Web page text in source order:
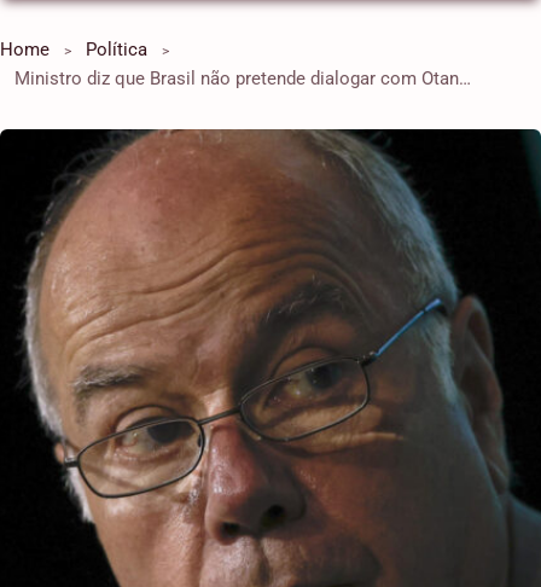
Home
Política
Ministro diz que Brasil não pretende dialogar com Otan por ameaça “descabida”